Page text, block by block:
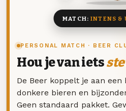
PERSONAL MATCH · BEER
Hou je van iets
De Beer koppelt je aan een
donkere bieren en
Geen standaard pakket.
MATCH:INTENS &